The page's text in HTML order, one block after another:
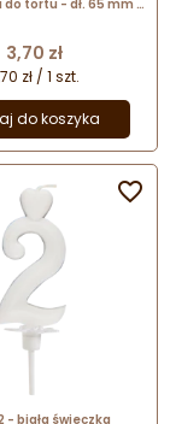
tortu - dł. 65 mm -
Cena
3,70 zł
zł / 1 szt.
do koszyka
- biała świeczka
